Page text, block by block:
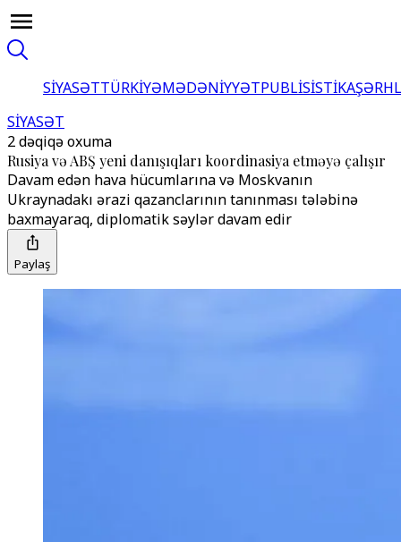
SİYASƏTTÜRKİYƏMƏDƏNİYYƏTPUBLİSİSTİKA
SİYASƏT
2 dəqiqə oxuma
Rusiya və ABŞ yeni danışıqları koordinasiya etməyə çalışır
Davam edən hava hücumlarına və Moskvanın
Ukraynadakı ərazi qazanclarının tanınması tələbinə
baxmayaraq, diplomatik səylər davam edir
Paylaş